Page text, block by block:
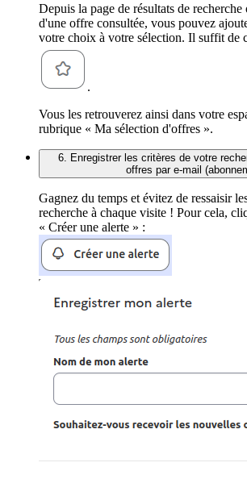
Depuis la page de résultats de
d'une offre consultée, vous pouvez
votre choix à votre sélection. Il suffit de
.
Vous les retrouverez ainsi dans votre
rubrique « Ma sélection d'offres ».
6. Enregistrer les critères de votre
offres par e-mail
Gagnez du temps et évitez de ressaisir
recherche à chaque visite ! Pour cela,
« Créer une alerte » :